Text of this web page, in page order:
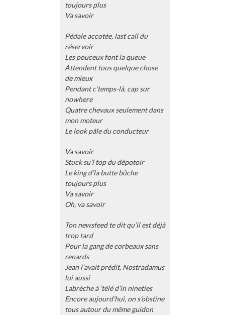
toujours plus
Va savoir
Pédale accotée, last call du
réservoir
Les pouceux font la queue
Attendent tous quelque chose
de mieux
Pendant c’temps-là, cap sur
nowhere
Quatre chevaux seulement dans
mon moteur
Le look pâle du conducteur
Va savoir
Stuck su’l top du dépotoir
Le king d’la butte bûche
toujours plus
Va savoir
Oh, va savoir
Ton newsfeed te dit qu’il est déjà
trop tard
Pour la gang de corbeaux sans
renards
Jean l’avait prédit, Nostradamus
lui aussi
Labrèche à ‘télé d’in nineties
Encore aujourd’hui, on s’obstine
tous autour du même guidon